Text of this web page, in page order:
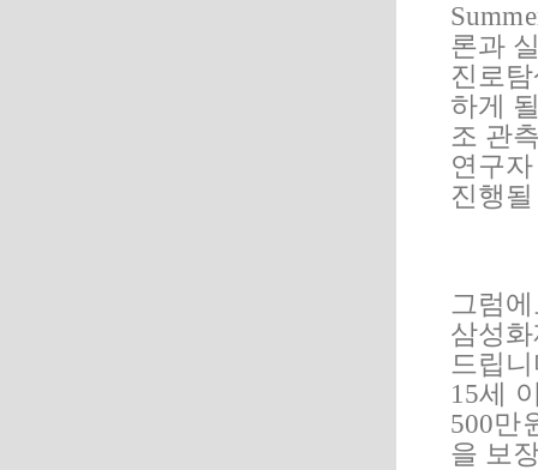
론과
진로
하게
조 관
연구
진행
그럼
삼성
드립
15세
500만
을 보